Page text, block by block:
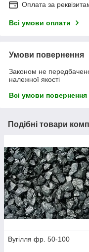
Оплата за
Всі умови оплати
Умови повернення
Законом не
належної якості
Всі умови повернення
Подібні товари
Вугілля фр. 50-100